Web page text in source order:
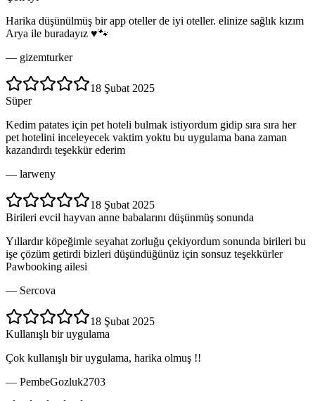
Harika düşünülmüş bir app oteller de iyi oteller. elinize sağlık kızım
Arya ile buradayız ♥️🐾
— gizemturker
18 Şubat 2025
Süper
Kedim patates için pet hoteli bulmak istiyordum gidip sıra sıra her
pet hotelini inceleyecek vaktim yoktu bu uygulama bana zaman
kazandırdı teşekkür ederim
— larweny
18 Şubat 2025
Birileri evcil hayvan anne babalarını düşünmüş sonunda
Yıllardır köpeğimle seyahat zorluğu çekiyordum sonunda birileri bu
işe çözüm getirdi bizleri düşündüğünüz için sonsuz teşekkürler
Pawbooking ailesi
— Sercova
18 Şubat 2025
Kullanışlı bir uygulama
Çok kullanışlı bir uygulama, harika olmuş !!
— PembeGozluk2703